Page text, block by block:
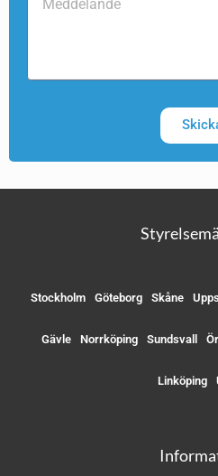
Stockholm Göteborg Skåne
Gävle Norrköping Sundsvall
Linköping